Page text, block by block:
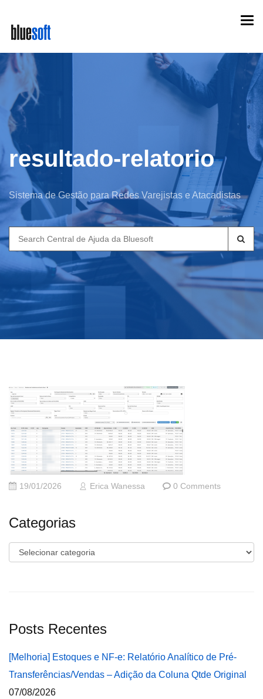
main
content
resultado-relatorio
Sistema de Gestão para Redes Varejistas e Atacadistas
Search
for:
19/01/2026 Erica Wanessa 0 Comments
Categorias
Categorias
Posts Recentes
[Melhoria] Estoques e NF-e: Relatório Analítico de Pré-
Transferências/Vendas – Adição da Coluna Qtde Original
07/08/2026